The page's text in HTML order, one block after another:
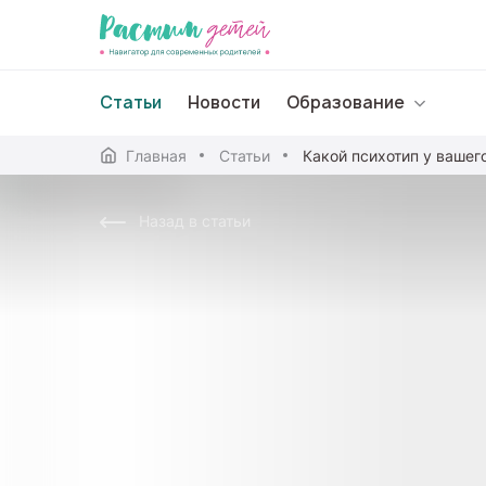
Статьи Новости Образование
Главная Статьи
Назад в статьи